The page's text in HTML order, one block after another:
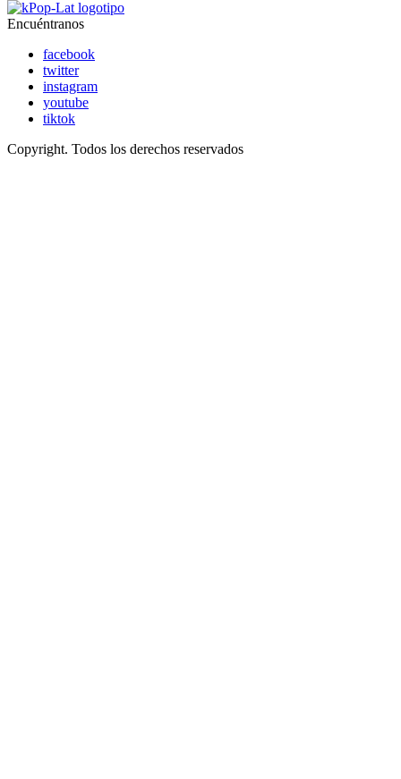
Encuéntranos
facebook
twitter
instagram
youtube
tiktok
Copyright. Todos los derechos reservados